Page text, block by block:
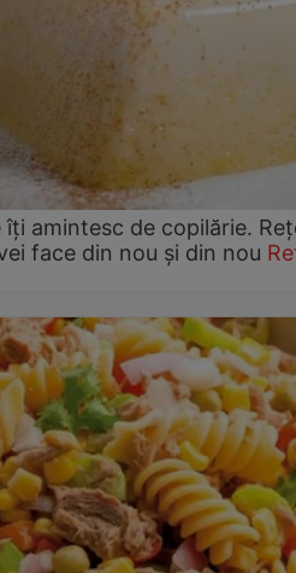
amintesc de copilărie.
face din nou și din nou